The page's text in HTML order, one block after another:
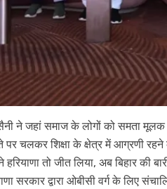
ने जहां समाज के लोगों को समता
पर चलकर ​शिक्षा के क्षेत्र में आग्रणी
तो जीत लिया, अब बिहार की
सरकार द्वारा ओबीसी वर्ग के लिए